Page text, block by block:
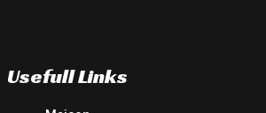
Usefull Links